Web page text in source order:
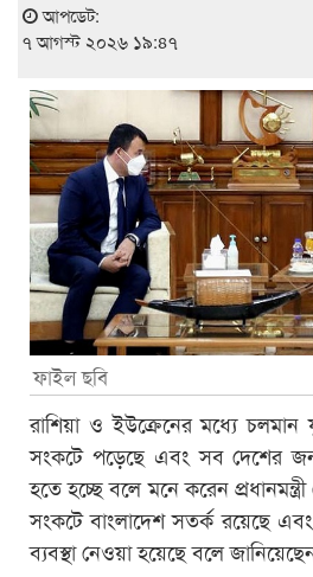
আপডেট:
৭ আগস্ট ২০২৬ ১৯:৪৭
ফাইল ছবি
রাশিয়া ও ইউক্রেনের মধ্যে চলমান
সংকটে পড়েছে এবং সব দেশের
হতে হচ্ছে বলে মনে করেন
সংকটে বাংলাদেশ সতর্ক রয়েছে
ব্যবস্থা নেওয়া হয়েছে বলে